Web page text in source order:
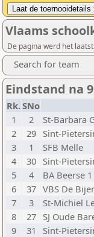
Vlaams
De pagina werd het
Search for team
Eindstand na
Rk.SNo
1
2 St-Barbara
2
29 Sint-
3
1 SFB Melle
4
30 Sint-
5
4 BA Beerse 1
6
37 VBS De
7
3 St-Michiel
8
27 SJ Oude
9
31 Sint-